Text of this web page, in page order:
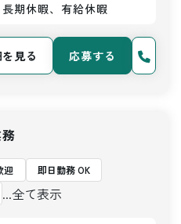
長期休暇、有給休暇
見る 応募する
迎
即日勤務 OK
...全て表示